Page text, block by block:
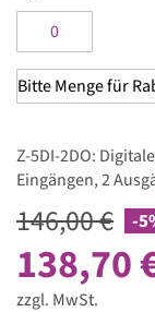
Z-5DI-2DO:
Eingängen, 2
146,00 € -
138,70
zzgl. MwSt.